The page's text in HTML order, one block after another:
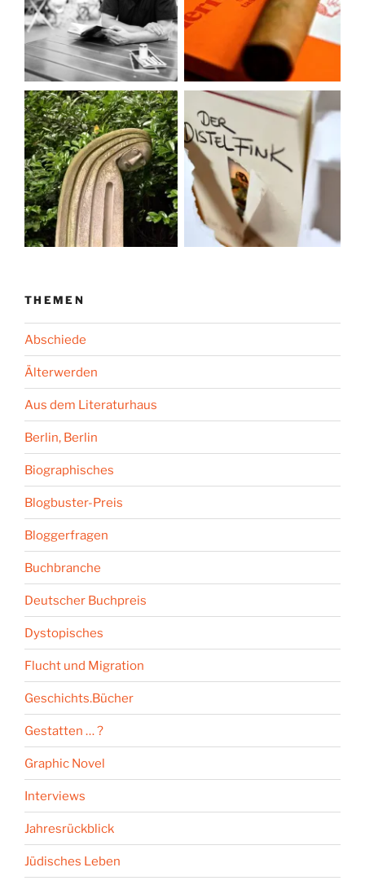
THEMEN
Abschiede
Älterwerden
Aus dem Literaturhaus
Berlin, Berlin
Biographisches
Blogbuster-Preis
Bloggerfragen
Buchbranche
Deutscher Buchpreis
Dystopisches
Flucht und Migration
Geschichts.Bücher
Gestatten … ?
Graphic Novel
Interviews
Jahresrückblick
Jüdisches Leben